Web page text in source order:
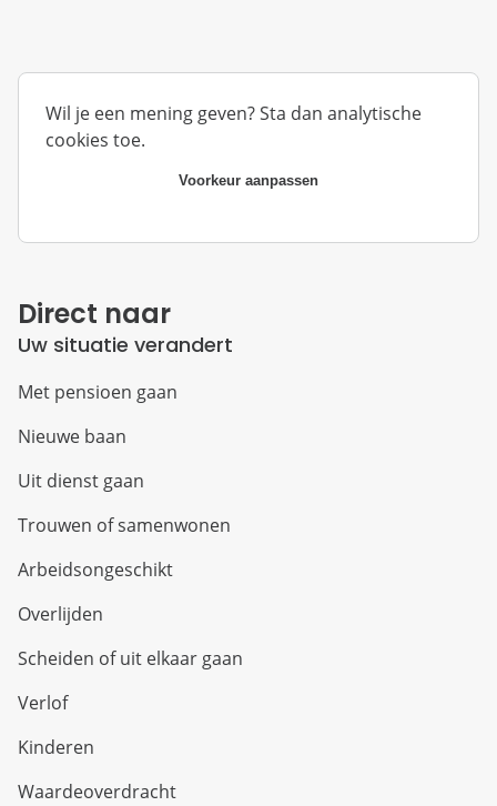
Wil je een mening geven? Sta dan analytische
cookies toe.
Voorkeur aanpassen
Direct naar
Uw situatie verandert
Met pensioen gaan
Nieuwe baan
Uit dienst gaan
Trouwen of samenwonen
Arbeidsongeschikt
Overlijden
Scheiden of uit elkaar gaan
Verlof
Kinderen
Waardeoverdracht